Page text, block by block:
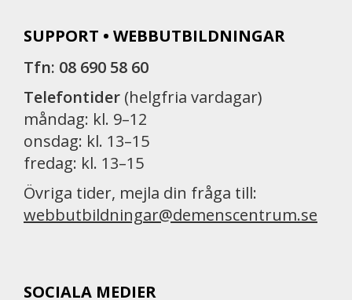
SUPPORT • WEBBUTBILDNINGAR
Tfn: 08 690 58 60
Telefontider (helgfria vardagar)
måndag: kl. 9–12
onsdag: kl. 13–15
fredag: kl. 13–15
Övriga tider, mejla din fråga till:
webbutbildningar@demenscentrum.se
SOCIALA MEDIER